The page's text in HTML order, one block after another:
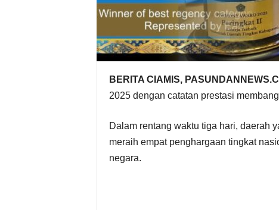
BERITA CIAMIS,
2025 dengan catatan prestasi
Dalam rentang waktu tiga hari, daerah
meraih empat penghargaan tingkat
negara.